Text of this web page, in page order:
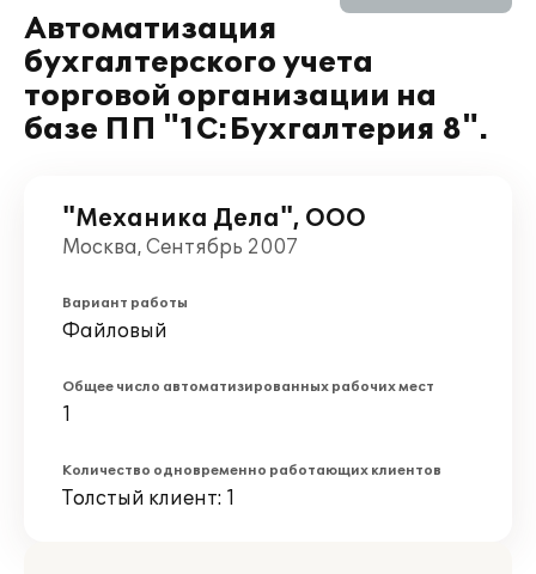
Автоматизация
бухгалтерского учета
торговой организации на
базе ПП "1С:Бухгалтерия 8".
"Механика Дела", ООО
Москва, Сентябрь 2007
Вариант работы
Файловый
Общее число автоматизированных рабочих мест
1
Количество одновременно работающих клиентов
Толстый клиент: 1